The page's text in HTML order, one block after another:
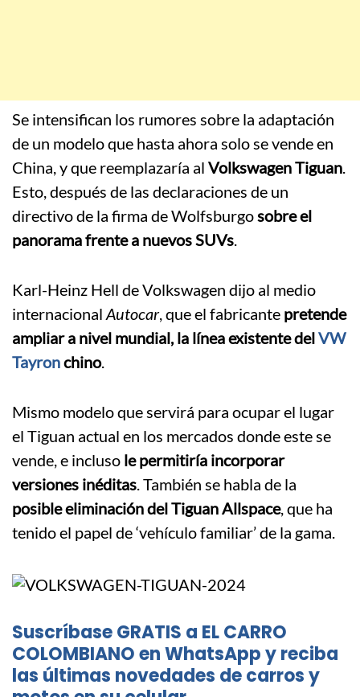
Se intensifican los rumores sobre la adaptación
de un modelo que hasta ahora solo se vende en
China, y que reemplazaría al Volkswagen Tiguan.
Esto, después de las declaraciones de un
directivo de la firma de Wolfsburgosobre el
panorama frente a nuevos SUVs.
Karl-Heinz Hell de Volkswagen dijo al medio
internacional Autocar, que el fabricante pretende
ampliar a nivel mundial, la línea existente delVW
Tayronchino.
Mismo modelo que servirá para ocupar el lugar
el Tiguan actual en los mercados donde este se
vende, e incluso le permitiría incorporar
versiones inéditas. También se habla de la
posible eliminación del Tiguan Allspace, que ha
tenido el papel de ‘vehículo familiar’ de la gama.
Suscríbase GRATIS a EL CARRO
COLOMBIANO en WhatsApp y reciba
las últimas novedades de carros y